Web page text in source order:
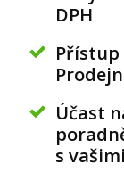
DPH
Účast
s